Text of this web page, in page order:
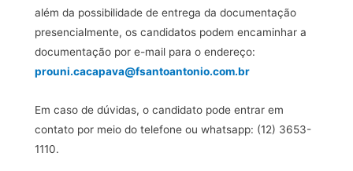
além da possibilidade de entrega da documentação
presencialmente, os candidatos podem encaminhar a
documentação por e-mail para o endereço:
prouni.cacapava@fsantoantonio.com.br
Em caso de dúvidas, o candidato pode entrar em
contato por meio do telefone ou whatsapp: (12) 3653-
1110.